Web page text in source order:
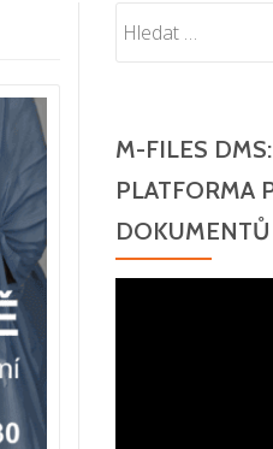
M-FILES
PLATFORMA